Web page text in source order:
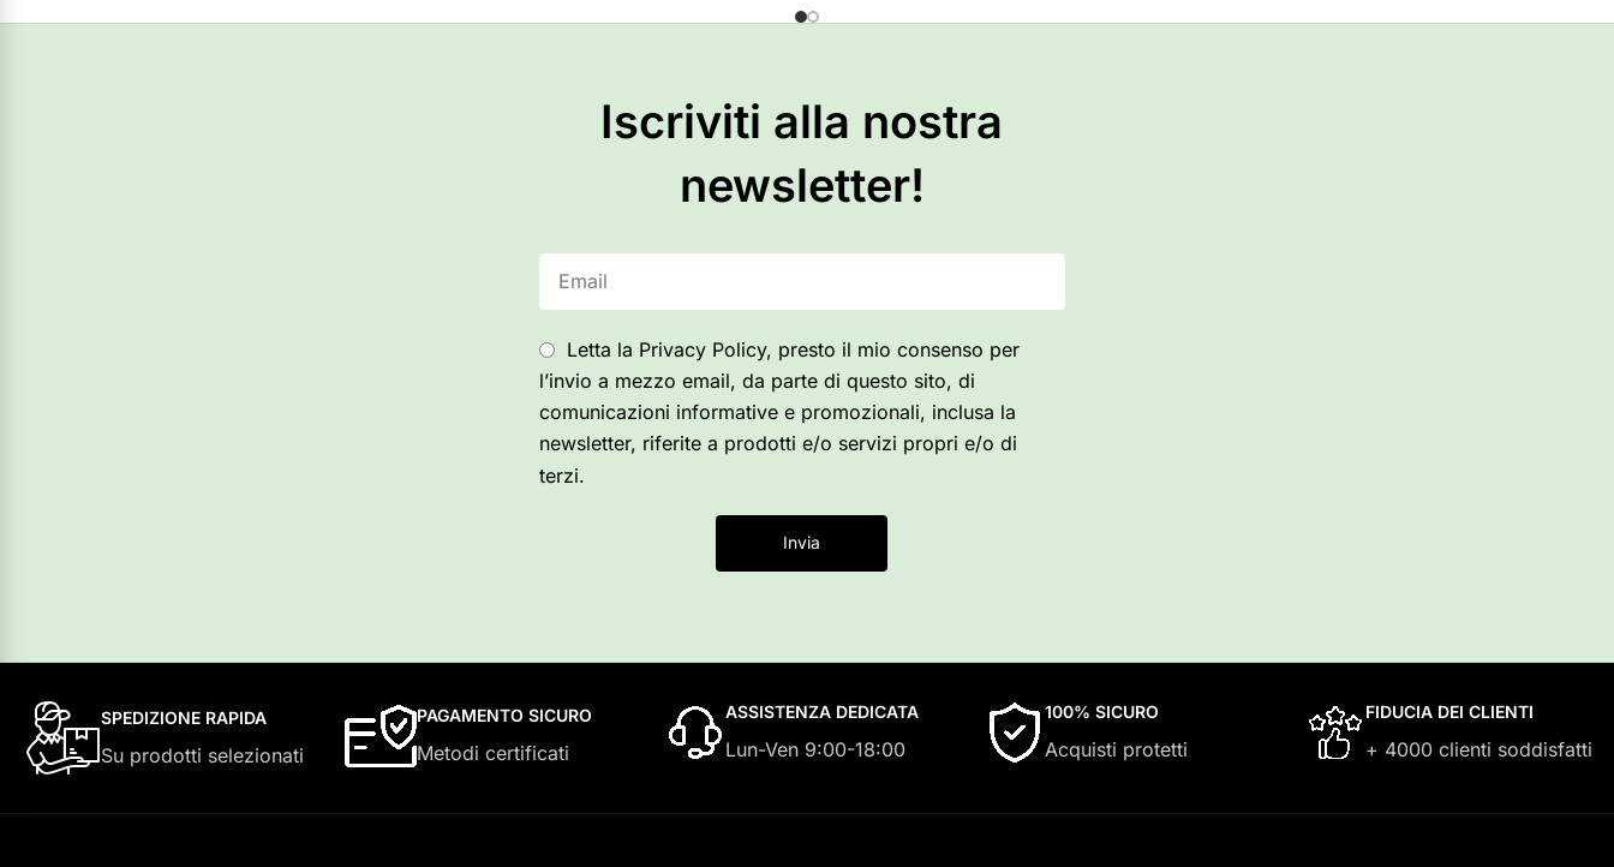
Iscriviti alla nostra
newsletter!
Letta la Privacy Policy, presto il mio consenso per
l’invio a mezzo email, da parte di questo sito, di
comunicazioni informative e promozionali, inclusa la
newsletter, riferite a prodotti e/o servizi propri e/o di
terzi.
Invia
SPEDIZIONE RAPIDA
Su prodotti selezionati
PAGAMENTO SICURO
Metodi certificati
ASSISTENZA DEDICATA
Lun-Ven 9:00-18:00
100% SICURO
Acquisti protetti
FIDUCIA DEI CLIENTI
+ 4000 clienti soddisfatti